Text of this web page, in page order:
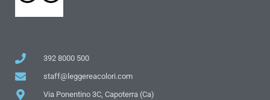
392 8000 500
staff@leggereacolori.com
Via Ponentino 3C, Capoterra (Ca)